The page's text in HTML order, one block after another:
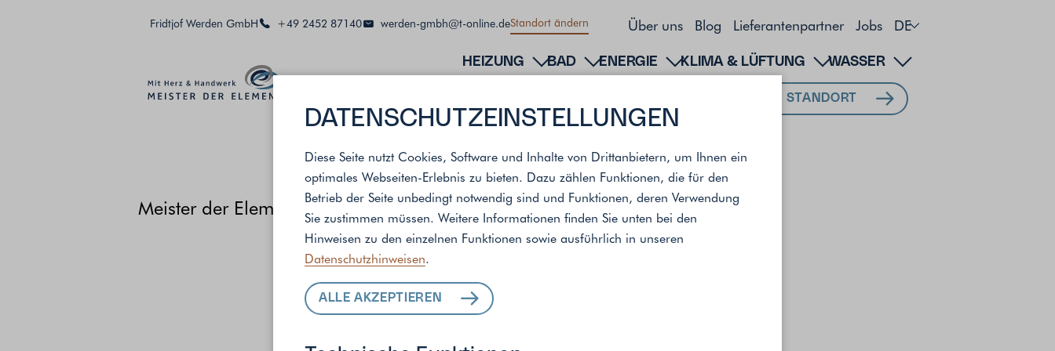
DATENSCHUTZ­EINSTELLUNGEN
Diese Seite nutzt Cookies, Software und Inhalte von Drittanbietern, um Ihnen ein
optimales Webseiten-Erlebnis zu bieten. Dazu zählen Funktionen, die für den
Betrieb der Seite unbedingt notwendig sind und Funktionen, deren Verwendung
Sie zustimmen müssen. Weitere Informationen finden Sie unten bei den
Hinweisen zu den einzelnen Funktionen sowie ausführlich in unseren
Datenschutzhinweisen.
ALLE AKZEPTIEREN
Fridtjof Werden GmbH +49 2452 87140 werden-gmbh@t-online.deStandort ändern Über uns Blog Lieferantenpartner Jobs DE
HEIZUNG BAD ENERGIE KLIMA & LÜFTUNG WASSER
MEIN STANDORT
Meister der Elemente/ Standort
ALLE LEISTUNGEN
FÜR IHR ZUHAUSE